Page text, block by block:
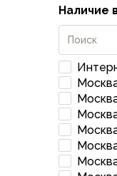
Футболки,
Рубашки
Нижнее
Женская
Куртки
Куртки
Наличие